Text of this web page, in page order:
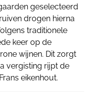
geselecteerd
drogen hierna
traditionele
keer op de
wijnen. Dit zorgt
vergisting rijpt de
eikenhout.